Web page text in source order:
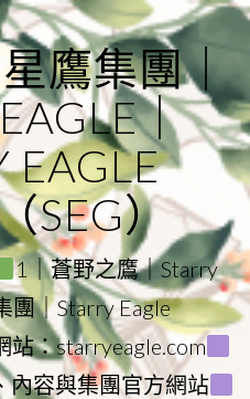
鷹集團｜
｜
EAGLE
SEG）
1｜蒼野之鷹｜Starry
團｜Starry Eagle
站：starryeagle.com
內容與集團官方網站